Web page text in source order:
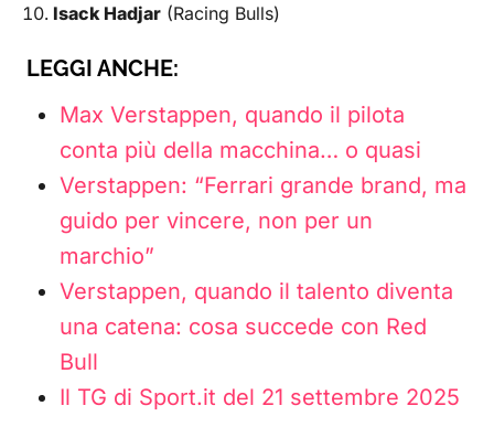
Isack Hadjar (Racing Bulls)
LEGGI ANCHE:
Max Verstappen, quando il pilota
conta più della macchina… o quasi
Verstappen: “Ferrari grande brand, ma
guido per vincere, non per un
marchio”
Verstappen, quando il talento diventa
una catena: cosa succede con Red
Bull
Il TG di Sport.it del 21 settembre 2025